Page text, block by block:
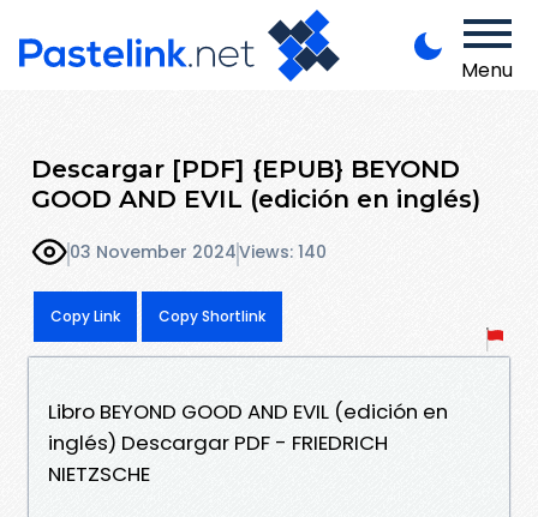
Menu
Descargar [PDF] {EPUB} BEYOND
GOOD AND EVIL (edición en inglés)
03 November 2024Views: 140
Copy Link Copy Shortlink
Libro BEYOND GOOD AND EVIL (edición en
inglés) Descargar PDF - FRIEDRICH
NIETZSCHE